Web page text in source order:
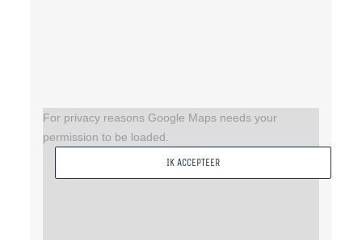
For privacy reasons Google Maps needs your
permission to be loaded.
IK ACCEPTEER